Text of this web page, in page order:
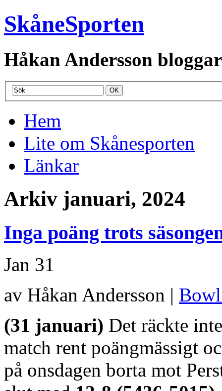
SkåneSporten
Håkan Andersson
Hem
Lite om Skånesporten
Länkar
Arkiv januari, 2024
Inga poäng trots
Jan 31
av Håkan Andersson |
(31 januari) Det räckte
match rent poängmässigt
på onsdagen borta mot